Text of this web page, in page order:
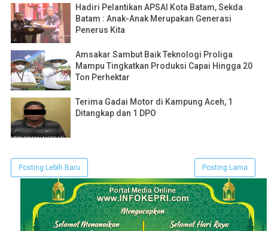
Hadiri Pelantikan APSAI Kota Batam, Sekda
Batam : Anak-Anak Merupakan Generasi
Penerus Kita
Amsakar Sambut Baik Teknologi Proliga
Mampu Tingkatkan Produksi Capai Hingga 20
Ton Perhektar
Terima Gadai Motor di Kampung Aceh, 1
Ditangkap dan 1 DPO
Posting Lebih Baru Posting Lama